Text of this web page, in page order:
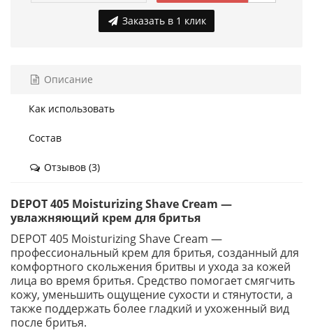
Заказать в 1 клик
Описание
Как использовать
Состав
Отзывов (3)
DEPOT 405 Moisturizing Shave Cream —
увлажняющий крем для бритья
DEPOT 405 Moisturizing Shave Cream —
профессиональный крем для бритья, созданный для
комфортного скольжения бритвы и ухода за кожей
лица во время бритья. Средство помогает смягчить
кожу, уменьшить ощущение сухости и стянутости, а
также поддержать более гладкий и ухоженный вид
после бритья.